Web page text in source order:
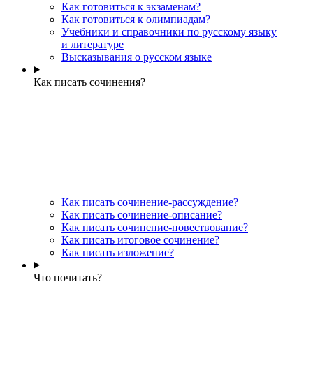
Как готовиться к экзаменам?
Как готовиться к олимпиадам?
Учебники и справочники по русскому языку
и литературе
Высказывания о русском языке
Как писать сочинения?
Как писать сочинение-рассуждение?
Как писать сочинение-описание?
Как писать сочинение-повествование?
Как писать итоговое сочинение?
Как писать изложение?
Что почитать?